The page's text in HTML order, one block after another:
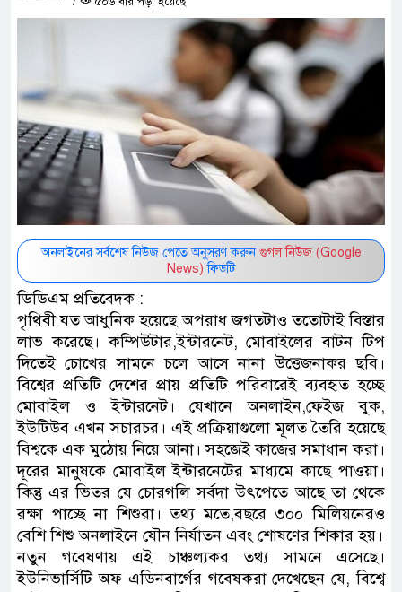
অনলাইনের সর্বশেষ নিউজ পেতে অনুসরণ করুন গুগল নিউজ (Google
News) ফিডটি
ডিডিএম প্রতিবেদক :
পৃথিবী যত আধুনিক হয়েছে অপরাধ জগতটাও ততোটাই বিস্তার
লাভ করেছে। কম্পিউটার,ইন্টারনেট, মোবাইলের বাটন টিপ
দিতেই চোখের সামনে চলে আসে নানা উত্তেজনাকর ছবি।
বিশ্বের প্রতিটি দেশের প্রায় প্রতিটি পরিবারেই ব্যবহৃত হচ্ছে
মোবাইল ও ইন্টারনেট। যেখানে অনলাইন,ফেইজ বুক,
ইউটিউব এখন সচারচর। এই প্রক্রিয়াগুলো মূলত তৈরি হয়েছে
বিশ্বকে এক মুঠোয় নিয়ে আনা। সহজেই কাজের সমাধান করা।
দূরের মানুষকে মোবাইল ইন্টারনেটের মাধ্যমে কাছে পাওয়া।
কিন্তু এর ভিতর যে চোরগলি সর্বদা উৎপেতে আছে তা থেকে
রক্ষা পাচ্ছে না শিশুরা। তথ্য মতে,বছরে ৩০০ মিলিয়নেরও
বেশি শিশু অনলাইনে যৌন নির্যাতন এবং শোষণের শিকার হয়।
নতুন গবেষণায় এই চাঞ্চল্যকর তথ্য সামনে এসেছে।
ইউনিভার্সিটি অফ এডিনবার্গের গবেষকরা দেখেছেন যে, বিশ্বে